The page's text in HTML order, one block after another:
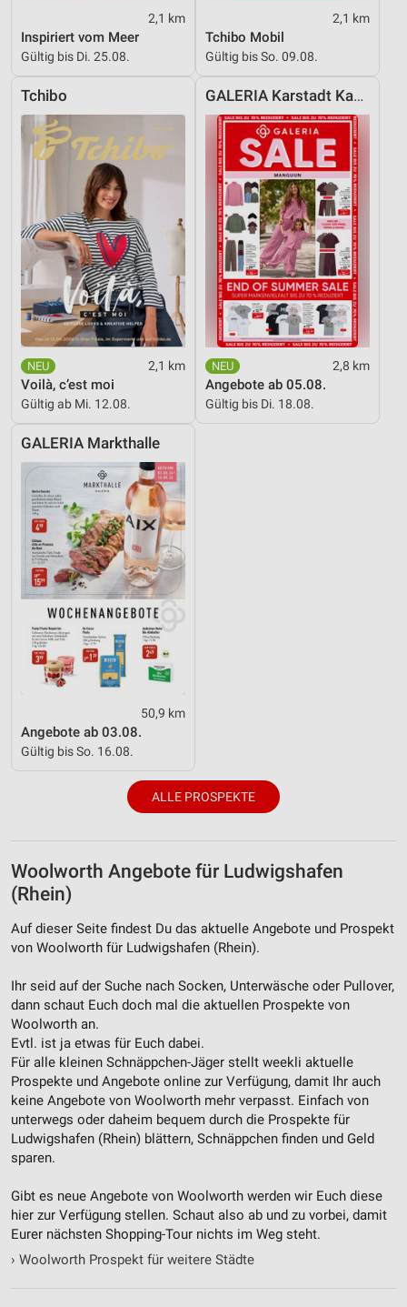
2,1 km
Inspiriert vom Meer
Gültig bis Di. 25.08.
2,1 km
Tchibo Mobil
Gültig bis So. 09.08.
Tchibo
2,1 km
Voilà, c’est moi
Gültig ab Mi. 12.08.
GALERIA Karstadt Kaufhof
2,8 km
Angebote ab 05.08.
Gültig bis Di. 18.08.
GALERIA Markthalle
50,9 km
Angebote ab 03.08.
Gültig bis So. 16.08.
ALLE PROSPEKTE
Woolworth Angebote für Ludwigshafen
(Rhein)
Auf dieser Seite findest Du das aktuelle Angebote und Prospekt
von Woolworth für Ludwigshafen (Rhein).
Ihr seid auf der Suche nach Socken, Unterwäsche oder Pullover,
dann schaut Euch doch mal die aktuellen Prospekte von
Woolworth an.
Evtl. ist ja etwas für Euch dabei.
Für alle kleinen Schnäppchen-Jäger stellt weekli aktuelle
Prospekte und Angebote online zur Verfügung, damit Ihr auch
keine Angebote von Woolworth mehr verpasst. Einfach von
unterwegs oder daheim bequem durch die Prospekte für
Ludwigshafen (Rhein) blättern, Schnäppchen finden und Geld
sparen.
Gibt es neue Angebote von Woolworth werden wir Euch diese
hier zur Verfügung stellen. Schaut also ab und zu vorbei, damit
Eurer nächsten Shopping-Tour nichts im Weg steht.
› Woolworth Prospekt für weitere Städte
Verwendung von Profilen zur Auswahl
personalisierter Werbung
von Inhalten
Verwendung von Profilen zur Auswahl
personalisierter Inhalte
Messung der Werbeleistung
Messung der Performance von Inhalten
Analyse von Zielgruppen durch Statistiken oder
Kombinationen von Daten aus verschiedenen
Quellen
Entwicklung und Verbesserung der Angebote
Verwendung reduzierter Daten zur Auswahl von
Inhalten
Verwendung genauer Standortdaten
Geräte anhand von aktiv angeforderten
Informationen identifizieren
Nicht-IAB-Verarbeitungszwecke:
Notwendig
Performance
Funktional
Werbung